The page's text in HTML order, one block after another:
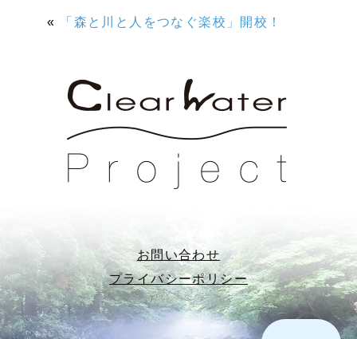
« 「森と川と人をつなぐ楽校」開校！
お問い合わせ
プライバシーポリシー